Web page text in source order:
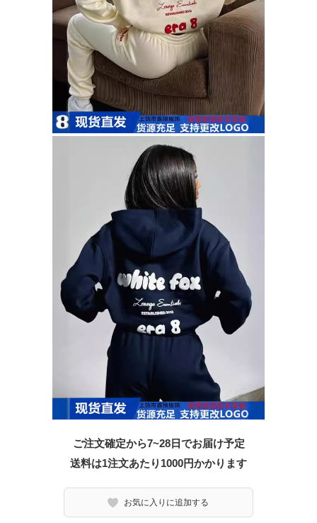
ご注文確定から7~28日でお届け予定
送料は1注文あたり 1000円かかります
お気に入りに追加する